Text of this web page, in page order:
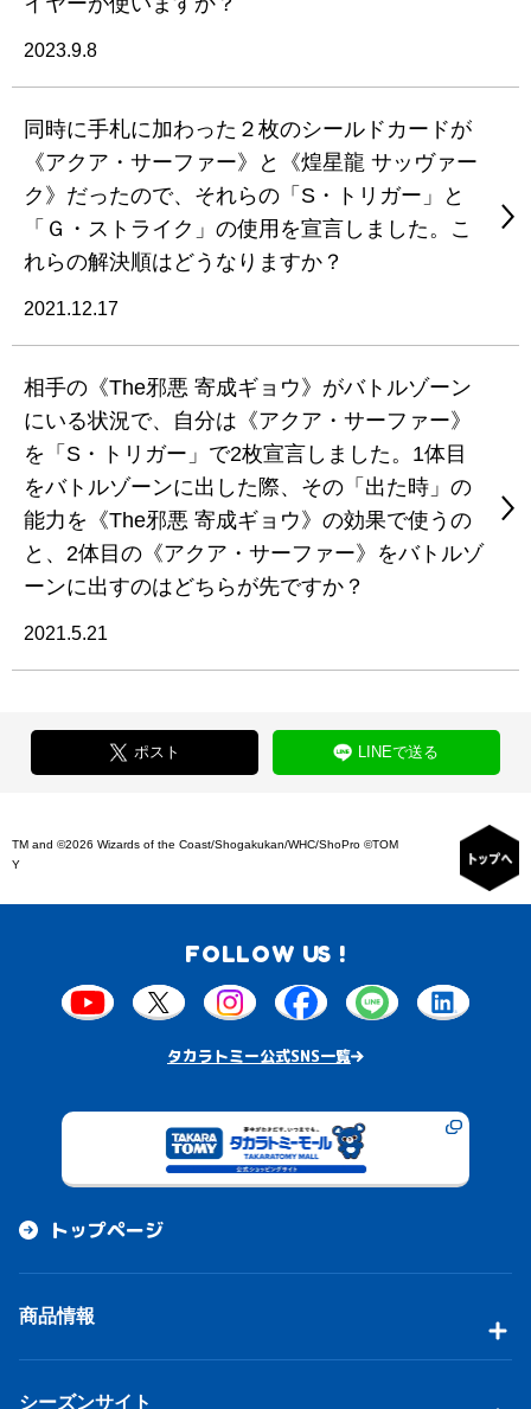
2023.9.8
同時に手札に加わった２枚のシールドカードが
《アクア・サーファー》と《煌星龍 サッヴァー
ク》だったので、それらの「S・トリガー」と
「Ｇ・ストライク」の使用を宣言しました。こ
れらの解決順はどうなりますか？
2021.12.17
相手の《The邪悪 寄成ギョウ》がバトルゾーン
にいる状況で、自分は《アクア・サーファー》
を「S・トリガー」で2枚宣言しました。1体目
をバトルゾーンに出した際、その「出た時」の
能力を《The邪悪 寄成ギョウ》の効果で使うの
と、2体目の《アクア・サーファー》をバトルゾ
ーンに出すのはどちらが先ですか？
2021.5.21
ポスト LINEで送る
TM and ©2026 Wizards of the Coast/Shogakukan/WHC/ShoPro ©TOM
Y
FOLLOW US !
タカラトミー公式SNS一覧
トップページ
商品情報
シーズンサイト